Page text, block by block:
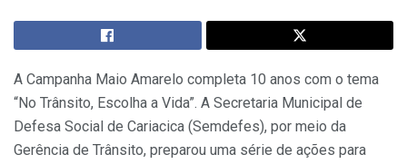
A Campanha Maio Amarelo completa 10 anos com o tema
“No Trânsito, Escolha a Vida”. A Secretaria Municipal de
Defesa Social de Cariacica (Semdefes), por meio da
Gerência de Trânsito, preparou uma série de ações para